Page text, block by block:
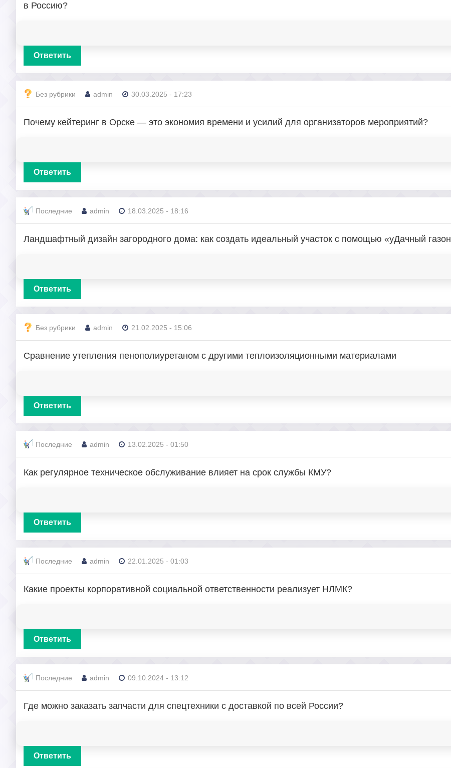
в Россию?
Ответить
Без рубрики admin 30.03.2025 - 17:23
Почему кейтеринг в Орске — это экономия времени и усилий для организаторов мероприятий?
Ответить
Последние admin 18.03.2025 - 18:16
Ландшафтный дизайн загородного дома: как создать идеальный участок с помощью «уДачный газон
Ответить
Без рубрики admin 21.02.2025 - 15:06
Сравнение утепления пенополиуретаном с другими теплоизоляционными материалами
Ответить
Последние admin 13.02.2025 - 01:50
Как регулярное техническое обслуживание влияет на срок службы КМУ?
Ответить
Последние admin 22.01.2025 - 01:03
Какие проекты корпоративной социальной ответственности реализует НЛМК?
Ответить
Последние admin 09.10.2024 - 13:12
Где можно заказать запчасти для спецтехники с доставкой по всей России?
Ответить